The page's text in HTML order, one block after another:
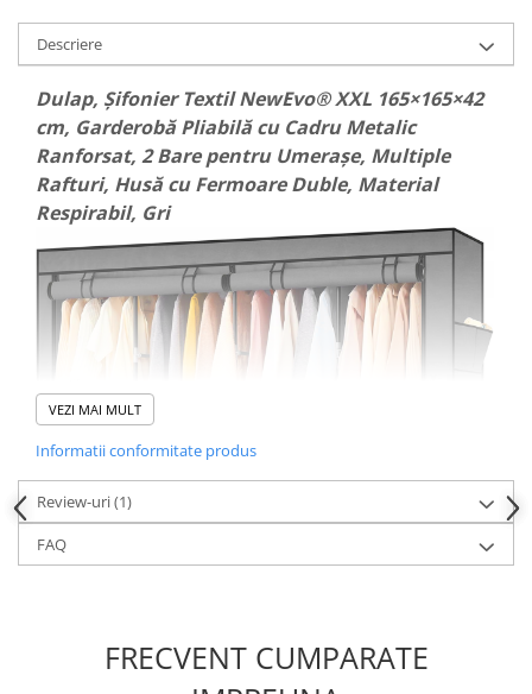
Descriere
Dulap, Șifonier Textil NewEvo® XXL 165×165×42
cm, Garderobă Pliabilă cu Cadru Metalic
Ranforsat, 2 Bare pentru Umerașe, Multiple
Rafturi, Husă cu Fermoare Duble, Material
Respirabil, Gri
VEZI MAI MULT
Informatii conformitate produs
Review-uri(1)
FAQ
FRECVENT CUMPARATE